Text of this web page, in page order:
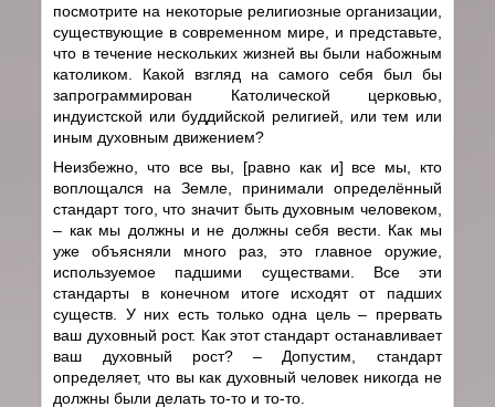
посмотрите на некоторые религиозные организации,
существующие в современном мире, и представьте,
что в течение нескольких жизней вы были набожным
католиком. Какой взгляд на самого себя был бы
запрограммирован Католической церковью,
индуистской или буддийской религией, или тем или
иным духовным движением?
Неизбежно, что все вы, [равно как и] все мы, кто
воплощался на Земле, принимали определённый
стандарт того, что значит быть духовным человеком,
– как мы должны и не должны себя вести. Как мы
уже объясняли много раз, это главное оружие,
используемое падшими существами. Все эти
стандарты в конечном итоге исходят от падших
существ. У них есть только одна цель – прервать
ваш духовный рост. Как этот стандарт останавливает
ваш духовный рост? – Допустим, стандарт
определяет, что вы как духовный человек никогда не
должны были делать то-то и то-то.